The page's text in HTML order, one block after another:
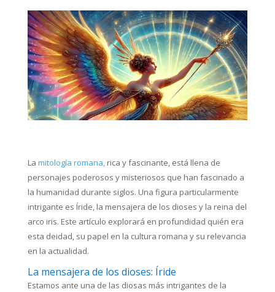
La mitología romana,rica y fascinante, está llena de
personajes poderosos y misteriosos que han fascinado a
la humanidad durante siglos. Una figura particularmente
intrigante es Íride, la mensajera de los dioses y la reina del
arco iris. Este artículo explorará en profundidad quién era
esta deidad, su papel en la cultura romana y su relevancia
en la actualidad.
La mensajera de los dioses: Íride
Estamos ante una de las diosas más intrigantes de la